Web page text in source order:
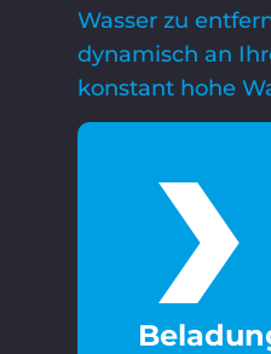
Wasser zu
dynamisch an
konstant hohe